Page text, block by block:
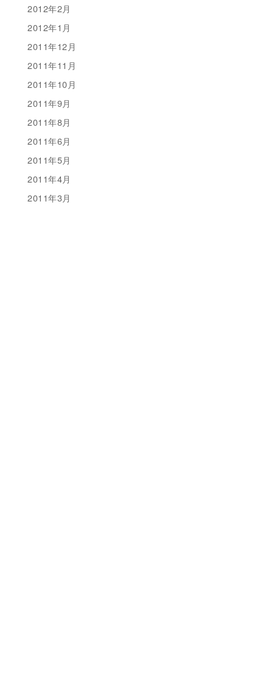
2012年2月
2012年1月
2011年12月
2011年11月
2011年10月
2011年9月
2011年8月
2011年6月
2011年5月
2011年4月
2011年3月